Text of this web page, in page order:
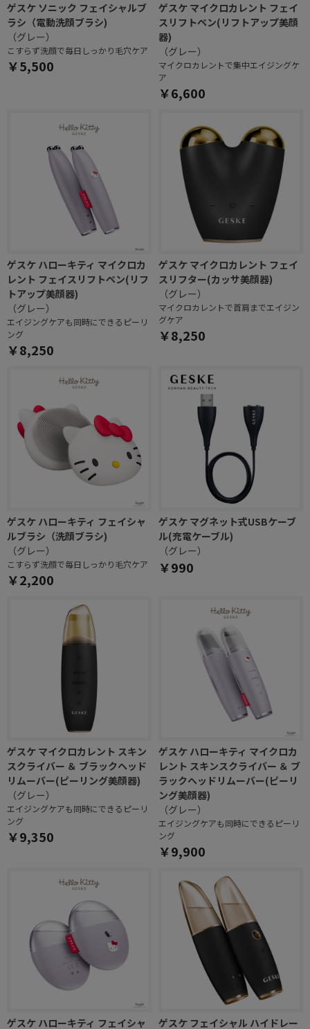
ゲスケ ソニック フェイシャルブ
ラシ（電動洗顔ブラシ)
（グレー）
こすらず洗顔で毎日しっかり毛穴ケア
￥5,500
ゲスケ マイクロカレント フェイ
スリフトペン(リフトアップ美顔
器)
（グレー）
マイクロカレントで集中エイジングケ
ア
￥6,600
ゲスケ ハローキティ マイクロカ
レント フェイスリフトペン(リフ
トアップ美顔器)
（グレー）
エイジングケアも同時にできるピーリ
ング
￥8,250
ゲスケ マイクロカレント フェイ
スリフター(カッサ美顔器)
（グレー）
マイクロカレントで首肩までエイジン
グケア
￥8,250
ゲスケ ハローキティ フェイシャ
ルブラシ（洗顔ブラシ)
（グレー）
こすらず洗顔で毎日しっかり毛穴ケア
￥2,200
ゲスケ マグネット式USBケーブ
ル(充電ケーブル)
（グレー）
￥990
ゲスケ マイクロカレント スキン
スクライバー ＆ ブラックヘッド
リムーバー(ピーリング美顔器)
（グレー）
エイジングケアも同時にできるピーリ
ング
￥9,350
ゲスケ ハローキティ マイクロカ
レント スキンスクライバー ＆ ブ
ラックヘッドリムーバー(ピーリ
ング美顔器)
（グレー）
エイジングケアも同時にできるピーリ
ング
￥9,900
ゲスケ ハローキティ フェイシャ ゲスケ フェイシャル ハイドレー